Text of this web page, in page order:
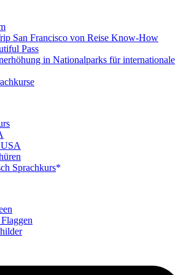
San Francisco von Reise Know-How
Pass
in Nationalparks für internationale
Sprachkurs